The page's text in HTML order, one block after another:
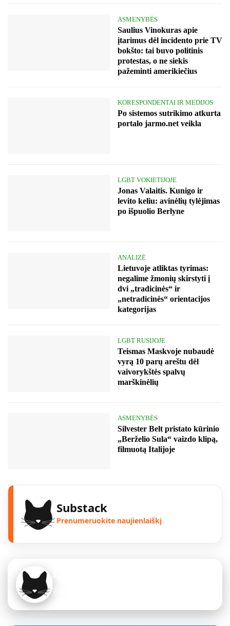
ASMENYBĖS
Saulius Vinokuras apie
įtarimus dėl incidento prie TV
bokšto: tai buvo politinis
protestas, o ne siekis
pažeminti amerikiečius
KORESPONDENTAI IR MEDIJOS
Po sistemos sutrikimo atkurta
portalo jarmo.net veikla
LGBT VOKIETIJOJE
Jonas Valaitis. Kunigo ir
levito keliu: avinėlių tylėjimas
po išpuolio Berlyne
ANALIZĖ
Lietuvoje atliktas tyrimas:
negalime žmonių skirstyti į
dvi „tradicinės“ ir
„netradicinės“ orientacijos
kategorijas
LGBT RUSIJOJE
Teismas Maskvoje nubaudė
vyrą 10 parų areštu dėl
vaivorykštės spalvų
marškinėlių
ASMENYBĖS
Silvester Belt pristato kūrinio
„Berželio Sula“ vaizdo klipą,
filmuotą Italijoje
Substack
Prenumeruokite naujienlaiškį